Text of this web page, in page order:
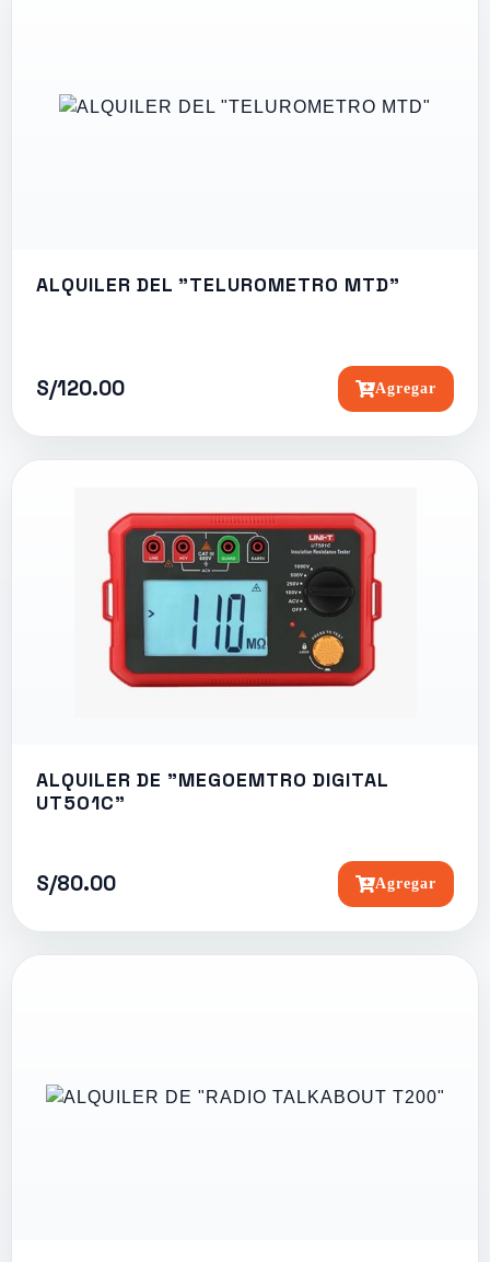
ALQUILER DEL "TELUROMETRO MTD"
S/120.00 Agregar
ALQUILER DE "MEGOEMTRO DIGITAL
UT501C"
S/80.00 Agregar